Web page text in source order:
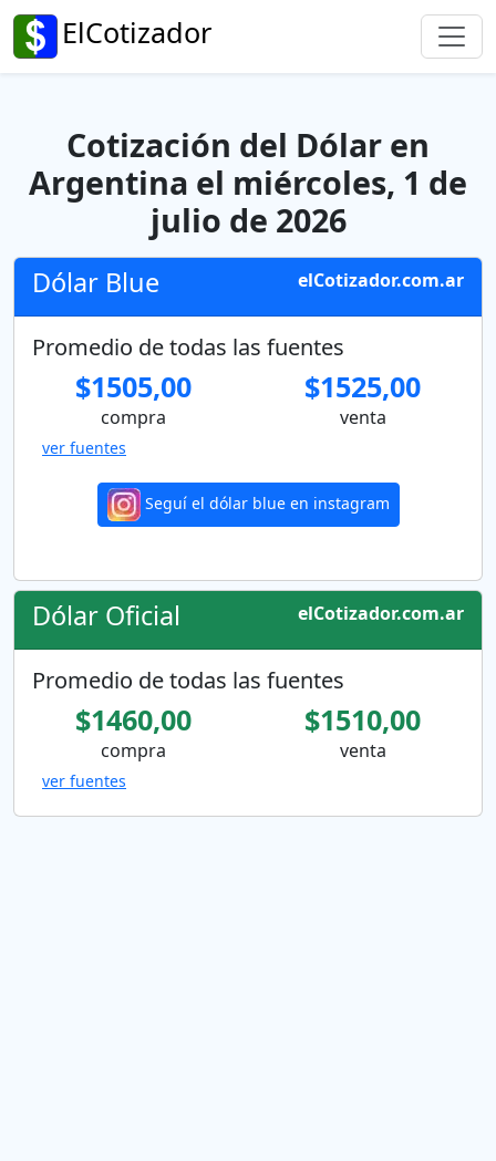
ElCotizador
Cotización del Dólar en
Argentina el miércoles, 1 de
julio de 2026
Dólar Blue elCotizador.com.ar
Promedio de todas las fuentes
$1505,00
compra
$1525,00
venta
ver fuentes
Seguí el dólar blue en instagram
Dólar Oficial elCotizador.com.ar
Promedio de todas las fuentes
$1460,00
compra
$1510,00
venta
ver fuentes